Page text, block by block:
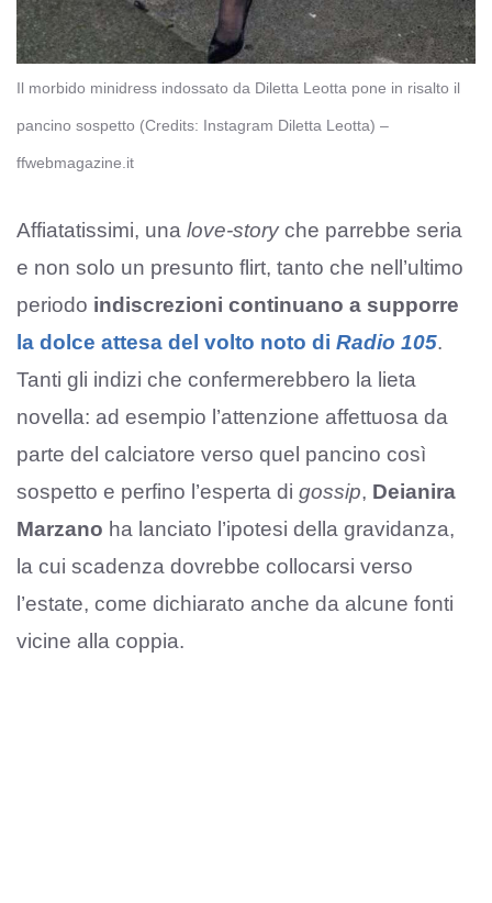
Il morbido minidress indossato da Diletta Leotta pone in risalto il
pancino sospetto (Credits: Instagram Diletta Leotta) –
ffwebmagazine.it
Affiatatissimi, una love-storyche parrebbe seria
e non solo un presunto flirt, tanto che nell’ultimo
periodo indiscrezioni continuano a supporre
la dolce attesa del volto noto di Radio 105.
Tanti gli indizi che confermerebbero la lieta
novella: ad esempio l’attenzione affettuosa da
parte del calciatore verso quel pancino così
sospetto e perfino l’esperta di gossip, Deianira
Marzano ha lanciato l’ipotesi della gravidanza,
la cui scadenza dovrebbe collocarsi verso
l’estate, come dichiarato anche da alcune fonti
vicine alla coppia.